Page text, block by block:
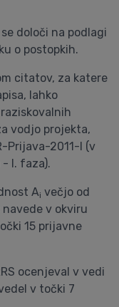
se določi na podlagi
o postopkih.
citatov, za katere
lahko
vodjo projekta,
Prijava-2011-I (v
I. faza).
Ai večjo od
v okviru
15 prijavne
ocenjeval v vedi
v točki 7